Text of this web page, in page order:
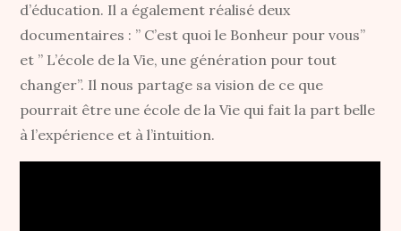
d’éducation. Il a également réalisé deux
documentaires : ” C’est quoi le Bonheur pour vous”
et ” L’école de la Vie, une génération pour tout
changer”. Il nous partage sa vision de ce que
pourrait être une école de la Vie qui fait la part belle
à l’expérience et à l’intuition.